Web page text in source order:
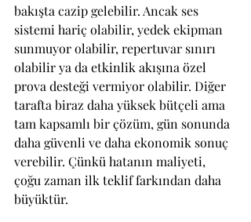
bakışta cazip gelebilir. Ancak ses
sistemi hariç olabilir, yedek ekipman
sunmuyor olabilir, repertuvar sınırı
olabilir ya da etkinlik akışına özel
prova desteği vermiyor olabilir. Diğer
tarafta biraz daha yüksek bütçeli ama
tam kapsamlı bir çözüm, gün sonunda
daha güvenli ve daha ekonomik sonuç
verebilir. Çünkü hatanın maliyeti,
çoğu zaman ilk teklif farkından daha
büyüktür.